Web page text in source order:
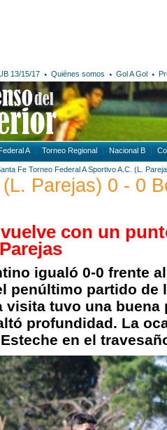
13/15/17 Quiénes somos Gol A Gol
A Torneo Regional Nacional B
Fe Torneo Federal A Sportivo A.C. (L.
Parejas) 0 - 0
con un
igualó 0-0 frente
penúltimo partido de
visita tuvo una buena
profundidad. La
en el